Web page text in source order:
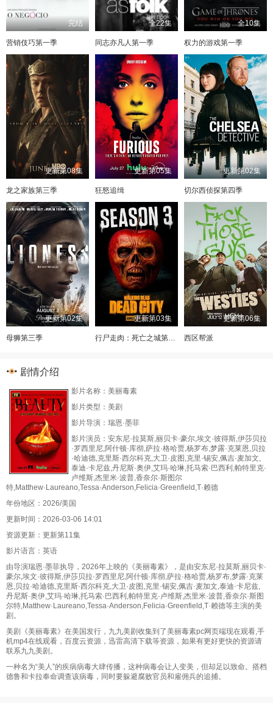
完结
营销伎巧第一季
全22集
同志亦凡人第一季
全10集
权力的游戏第一季
更新第08集
龙之家族第三季
更新第05集
狂怒追缉
更新第02集
切尔西侦探第四季
更新第02集
母狮第三季
更新第03集
行尸走肉：死亡之城第三季
更新第06集
西区帮派
剧情介绍
影片名称：美丽毒素
影片类型：美剧
影片导演：瑞恩·墨菲
影片演员：安东尼·拉莫斯,丽贝卡·豪尔,埃文·彼得斯,伊莎贝拉
·罗西里尼,阿什顿·库彻,萨拉·格哈贾,杨罗布,梦露·克莱恩,贝拉
·哈迪德,克里斯·西尔科克,大卫·皮图,克里·锡安,佩吉·麦加文,
泰迪·卡尼兹,丹尼斯·奥伊,艾玛·哈琳,托马索·巴西利,帕特里克·
卢维斯,杰里米·波普,香奈尔·斯图尔
特,Matthew·Laureano,Tessa·Anderson,Felicia·Greenfield,T·赖德
年份地区：2026/美国
更新时间：2026-03-06 14:01
资源更新：更新第11集
影片语言：英语
由导演瑞恩·墨菲执导，2026年上映的《美丽毒素》，是由安东尼·拉莫斯,丽贝卡·
豪尔,埃文·彼得斯,伊莎贝拉·罗西里尼,阿什顿·库彻,萨拉·格哈贾,杨罗布,梦露·克莱
恩,贝拉·哈迪德,克里斯·西尔科克,大卫·皮图,克里·锡安,佩吉·麦加文,泰迪·卡尼兹,
丹尼斯·奥伊,艾玛·哈琳,托马索·巴西利,帕特里克·卢维斯,杰里米·波普,香奈尔·斯图
尔特,Matthew·Laureano,Tessa·Anderson,Felicia·Greenfield,T·赖德等主演的美
剧。
美剧《美丽毒素》在美国发行，九九美剧收集到了美丽毒素pc网页端现在观看,手
机mp4在线观看，百度云资源，迅雷高清下载等资源，如果有更好更快的资源请
联系九九美剧。
一种名为“美人”的疾病病毒大肆传播，这种病毒会让人变美，但却足以致命。搭档
德鲁和卡拉奉命调查该病毒，同时要躲避腐败官员和雇佣兵的追捕。